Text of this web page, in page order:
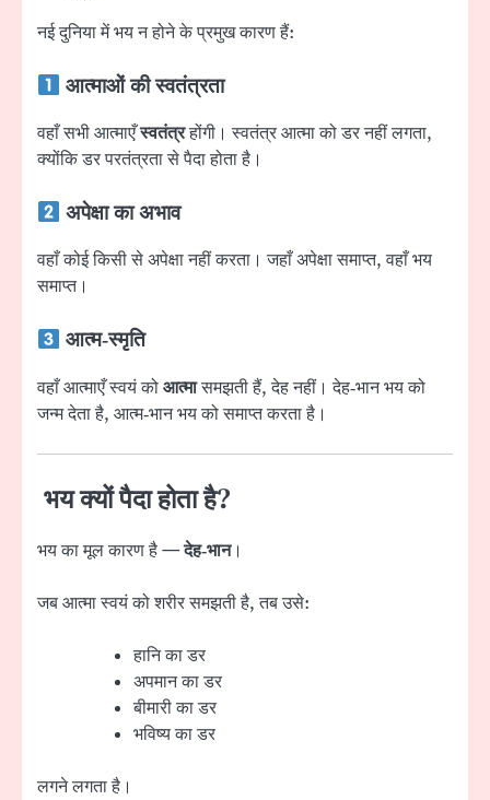
नई दुनिया में भय न होने के प्रमुख कारण हैं:
आत्माओं की स्वतंत्रता
वहाँ सभी आत्माएँस्वतंत्रहोंगी। स्वतंत्र आत्मा को डर नहीं लगता,
क्योंकि डर परतंत्रता से पैदा होता है।
अपेक्षा का अभाव
वहाँ कोई किसी से अपेक्षा नहीं करता। जहाँ अपेक्षा समाप्त, वहाँ भय
समाप्त।
आत्म‑स्मृति
वहाँ आत्माएँ स्वयं कोआत्मासमझती हैं, देह नहीं। देह‑भान भय को
जन्म देता है, आत्म‑भान भय को समाप्त करता है।
भय क्यों पैदा होता है?
भय का मूल कारण है —देह‑भान।
जब आत्मा स्वयं को शरीर समझती है, तब उसे:
हानि का डर
अपमान का डर
बीमारी का डर
भविष्य का डर
लगने लगता है।